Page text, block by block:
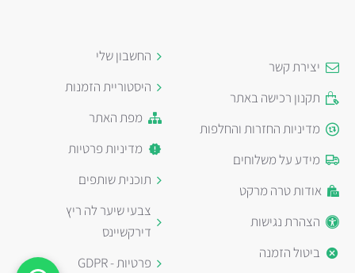
יצירת קשר
תקנון רכישה באתר
מדיניות החזרות והחלפות
מידע על משלוחים
אודות טרה מרקט
הצהרת נגישות
ביטול הזמנה
החשבון שלי
היסטוריית הזמנות
מפת האתר
מדיניות פרטיות
תוכנית שותפים
צבעי שיער לה ריץ
דירקשיינס
פרטיות - GDPR